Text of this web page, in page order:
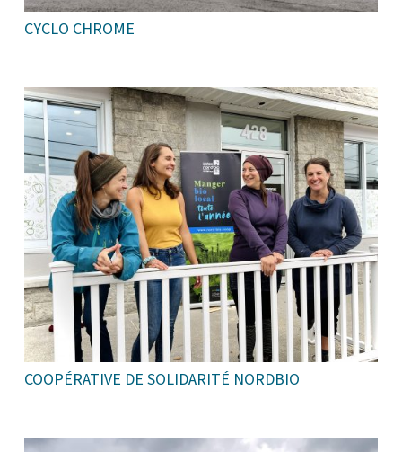
CYCLO CHROME
COOPÉRATIVE DE SOLIDARITÉ NORDBIO